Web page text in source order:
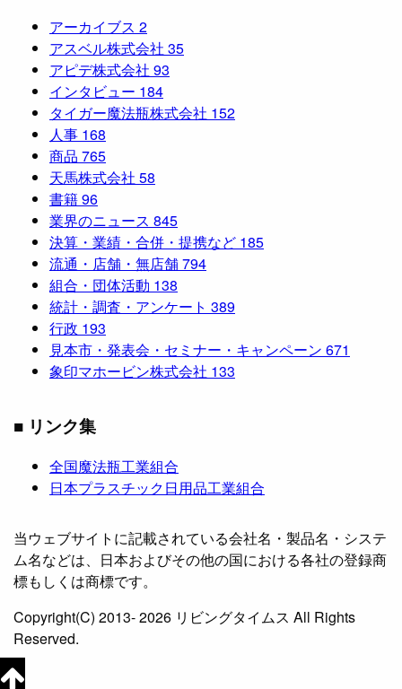
アーカイブス 2
アスベル株式会社 35
アピデ株式会社 93
インタビュー 184
タイガー魔法瓶株式会社 152
人事 168
商品 765
天馬株式会社 58
書籍96
業界のニュース 845
決算・業績・合併・提携など 185
流通・店舗・無店舗794
組合・団体活動 138
統計・調査・アンケート 389
行政 193
見本市・発表会・セミナー・キャンペーン 671
象印マホービン株式会社 133
■ リンク集
全国魔法瓶工業組合
日本プラスチック日用品工業組合
当ウェブサイトに記載されている会社名・製品名・システ
ム名などは、日本およびその他の国における各社の登録商
標もしくは商標です。
Copyright(C) 2013- 2026 リビングタイムス All Rights
Reserved.